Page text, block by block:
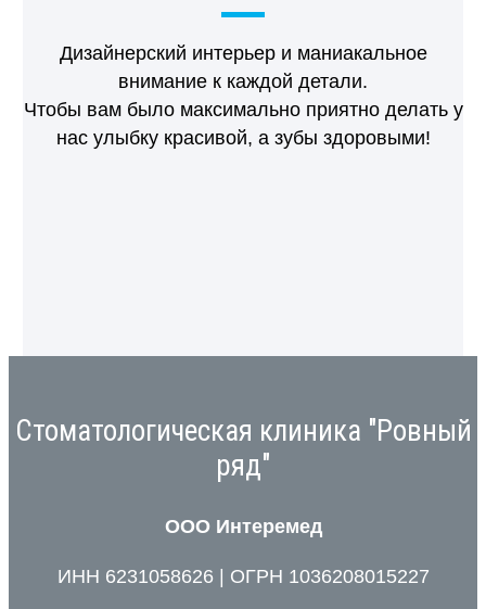
Дизайнерский интерьер и маниакальное
внимание к каждой детали.
Чтобы вам было максимально приятно делать у
нас улыбку красивой, а зубы здоровыми!
Стоматологическая клиника "Ровный
ряд"
ООО Интеремед
ИНН 6231058626 | ОГРН 1036208015227